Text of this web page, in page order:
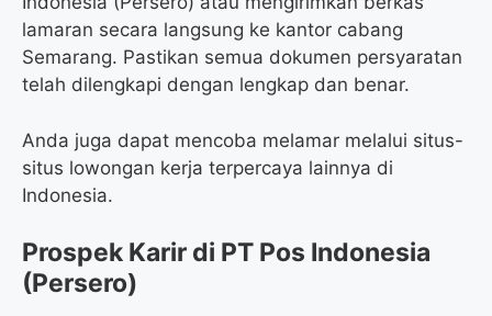
lamaran secara langsung ke kantor cabang
Semarang. Pastikan semua dokumen persyaratan
telah dilengkapi dengan lengkap dan benar.
Anda juga dapat mencoba melamar melalui situs-
situs lowongan kerja terpercaya lainnya di
Indonesia.
Prospek Karir di PT Pos Indonesia
(Persero)